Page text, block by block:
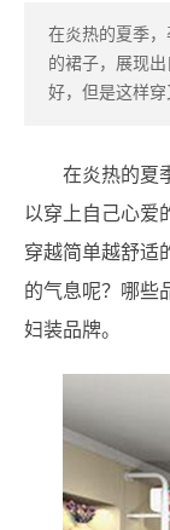
在炎热的夏季
的裙子，展现
好，但是这样
在炎热的夏
以穿上自己心爱
穿越简单越舒适
的气息呢？哪些
妇装品牌。